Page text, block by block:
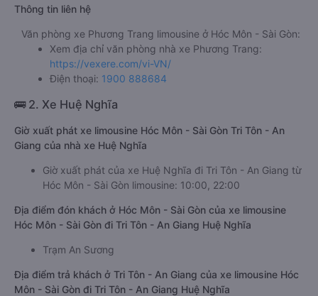
Thông tin liên hệ
Văn phòng xe Phương Trang limousine ở Hóc Môn - Sài Gòn:
Xem địa chỉ văn phòng nhà xe Phương Trang:
https://vexere.com/vi-VN/
Điện thoại: 1900 888684
🚌 2. Xe Huệ Nghĩa
Giờ xuất phát xe limousine Hóc Môn - Sài Gòn Tri Tôn - An
Giang của nhà xe Huệ Nghĩa
Giờ xuất phát của xe Huệ Nghĩa đi Tri Tôn - An Giang từ
Hóc Môn - Sài Gòn limousine: 10:00, 22:00
Địa điểm đón khách ở Hóc Môn - Sài Gòn của xe limousine
Hóc Môn - Sài Gòn đi Tri Tôn - An Giang Huệ Nghĩa
Trạm An Sương
Địa điểm trả khách ở Tri Tôn - An Giang của xe limousine Hóc
Môn - Sài Gòn đi Tri Tôn - An Giang Huệ Nghĩa